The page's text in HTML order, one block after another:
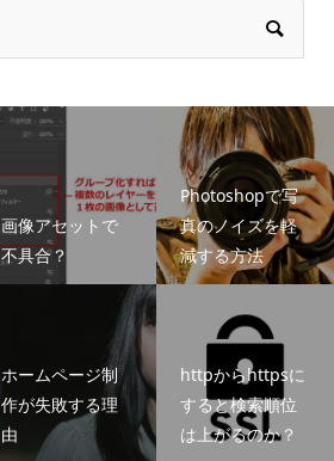

画像アセットで
不具合？
Photoshopで写
真のノイズを軽
減する方法
ホームページ制
作が失敗する理
由
httpからhttpsに
すると検索順位
は上がるのか？